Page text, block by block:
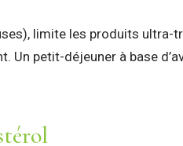
limite les produits ultra-
Un petit-déjeuner à base